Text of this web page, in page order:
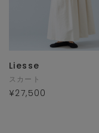
Liesse
スカート
¥27,500